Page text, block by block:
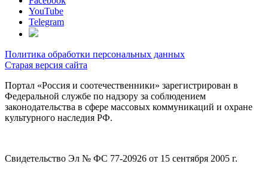
YouTube
Telegram
Политика обработки персональных данных
Старая версия сайта
Портал «Россия и соотечественники» зарегистрирован в
Федеральной службе по надзору за соблюдением
законодательства в сфере массовых коммуникаций и охране
культурного наследия РФ.
Свидетельство Эл № ФС 77-20926 от 15 сентября 2005 г.